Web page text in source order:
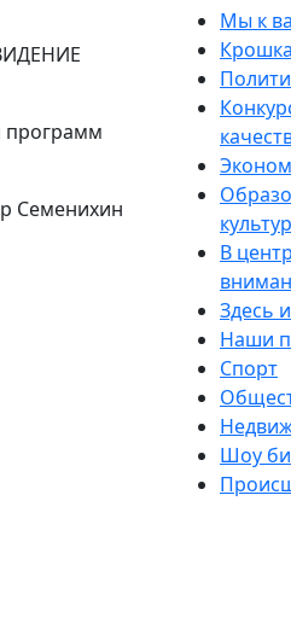
программ
Семенихин
Мы к
В
Здесь
Наши
Спорт
Шоу